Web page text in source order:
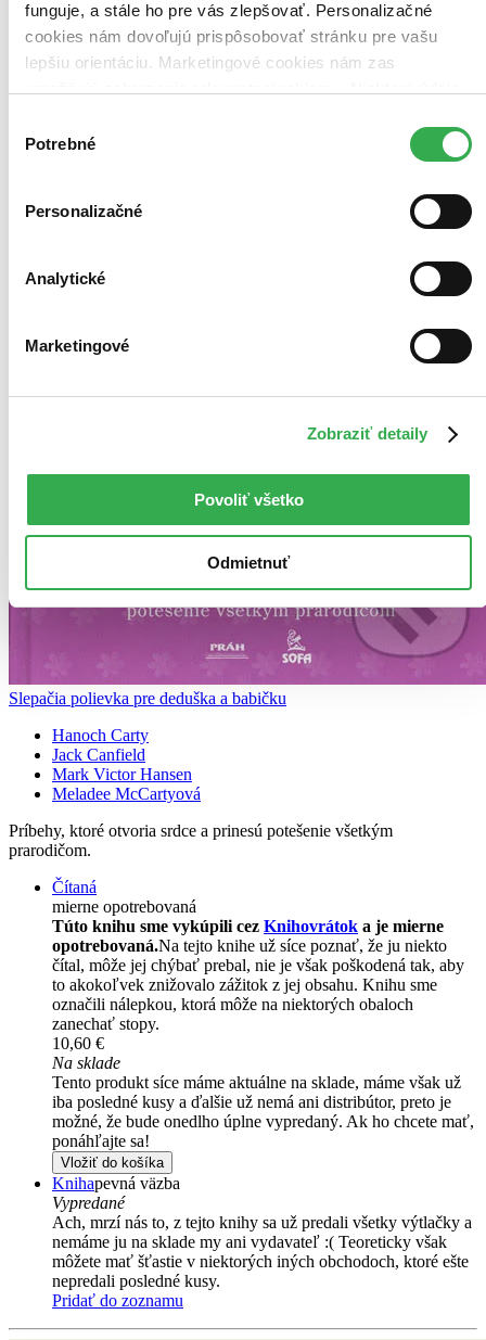
funguje, a stále ho pre vás zlepšovať. Personalizačné
cookies nám dovoľujú prispôsobovať stránku pre vašu
lepšiu orientáciu. Marketingové cookies nám zas
keby sme mohli používať všetky tieto cookies. Ďakujeme!
súhlasu
Potrebné
Personalizačné
Analytické
Marketingové
Zobraziť detaily
Povoliť všetko
Odmietnuť
Slepačia polievka pre deduška a babičku
Hanoch Carty
Jack Canfield
Mark Victor Hansen
Meladee McCartyová
Príbehy, ktoré otvoria srdce a prinesú potešenie všetkým
prarodičom.
Čítaná
mierne opotrebovaná
Túto knihu sme vykúpili cez Knihovrátok a je mierne
opotrebovaná.Na tejto knihe už síce poznať, že ju niekto
čítal, môže jej chýbať prebal, nie je však poškodená tak, aby
to akokoľvek znižovalo zážitok z jej obsahu. Knihu sme
označili nálepkou, ktorá môže na niektorých obaloch
zanechať stopy.
10,60 €
Na sklade
Tento produkt síce máme aktuálne na sklade, máme však už
iba posledné kusy a ďalšie už nemá ani distribútor, preto je
možné, že bude onedlho úplne vypredaný. Ak ho chcete mať,
ponáhľajte sa!
Vložiť do košíka
Knihapevná väzba
Vypredané
Ach, mrzí nás to, z tejto knihy sa už predali všetky výtlačky a
nemáme ju na sklade my ani vydavateľ :( Teoreticky však
môžete mať šťastie v niektorých iných obchodoch, ktoré ešte
nepredali posledné kusy.
Pridať do zoznamu